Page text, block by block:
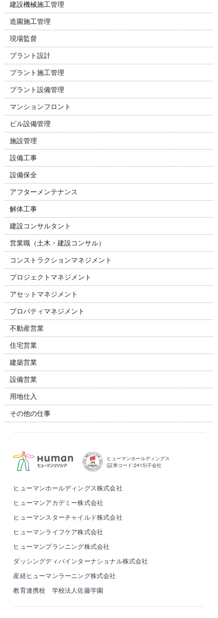
建設機械施工管理
造園施工管理
現場監督
プラント設計
プラント施工管理
プラント設備管理
マンションフロント
ビル設備管理
施設管理
設備工事
設備保全
アフターメンテナンス
解体工事
建設コンサルタント
営業職（土木・建設コンサル）
コンストラクションマネジメント
プロジェクトマネジメント
アセットマネジメント
プロパティマネジメント
不動産営業
住宅営業
建築営業
設備営業
用地仕入
その他の仕事
ヒューマンホールディングス
(証券コード:2415)子会社
ヒューマンホールディングス株式会社
ヒューマンアカデミー株式会社
ヒューマンスターチャイルド株式会社
ヒューマンライフケア株式会社
ヒューマンプランニング株式会社
ダッシングディバインターナショナル株式会社
産経ヒューマンラーニング株式会社
教育連携校 学校法人佐藤学園